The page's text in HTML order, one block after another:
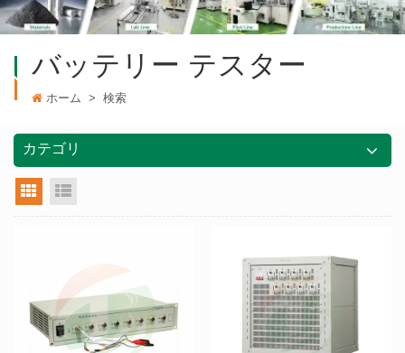
バッテリー テスター
ホーム > 検索
カテゴリ
グリッドビュー